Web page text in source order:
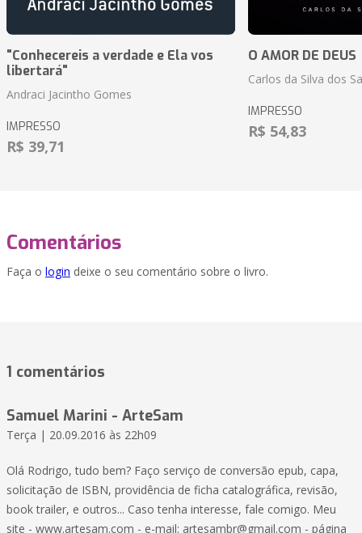
"Conhecereis a verdade e Ela vos
libertará"
Andraci Jacintho Gomes
IMPRESSO
R$ 39,71
O AMOR DE DEUS
Carlos da Silva dos
IMPRESSO
R$ 54,83
Comentários
Faça o login deixe o seu comentário sobre o livro.
1 comentários
Samuel Marini - ArteSam
Terça | 20.09.2016 às 22h09
Olá Rodrigo, tudo bem? Faço serviço de conversão epub, capa,
solicitação de ISBN, providência de ficha catalográfica, revisão,
book trailer, e outros... Caso tenha interesse, fale comigo. Meu
site - www.artesam.com - e-mail: artesambr@gmail.com - página